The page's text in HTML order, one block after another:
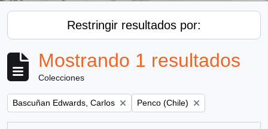
Restringir resultados por:
Mostrando 1 resultados
Colecciones
Remove filter:
Bascuñan Edwards, Carlos Remove filter:
Penco (Chile)